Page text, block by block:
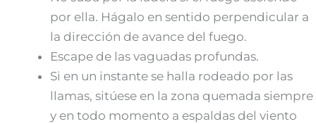
por ella. Hágalo en sentido perpendicular a
la dirección de avance del fuego.
Escape de las vaguadas profundas.
Si en un instante se halla rodeado por las
llamas, sitúese en la zona quemada siempre
y en todo momento a espaldas del viento